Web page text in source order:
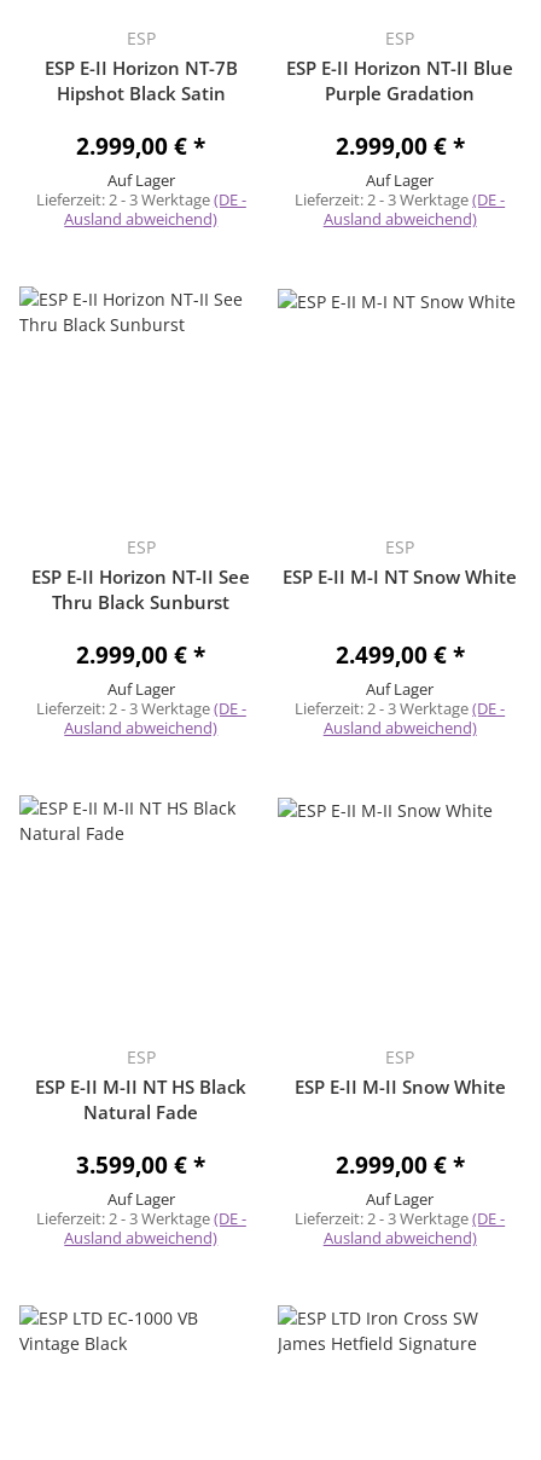
ESP
ESP E-II Horizon NT-7B
Hipshot Black Satin
2.999,00 €*
Auf Lager
Lieferzeit:2 - 3 Werktage(DE -
Ausland abweichend)
ESP
ESP E-II Horizon NT-II Blue
Purple Gradation
2.999,00 €*
Auf Lager
Lieferzeit:2 - 3 Werktage(DE -
Ausland abweichend)
ESP
ESP E-II Horizon NT-II See
Thru Black Sunburst
2.999,00 €*
Auf Lager
Lieferzeit:2 - 3 Werktage(DE -
Ausland abweichend)
ESP
ESP E-II M-I NT Snow White
2.499,00 €*
Auf Lager
Lieferzeit:2 - 3 Werktage(DE -
Ausland abweichend)
ESP
ESP E-II M-II NT HS Black
Natural Fade
3.599,00 €*
Auf Lager
Lieferzeit:2 - 3 Werktage(DE -
Ausland abweichend)
ESP
ESP E-II M-II Snow White
2.999,00 €*
Auf Lager
Lieferzeit:2 - 3 Werktage(DE -
Ausland abweichend)